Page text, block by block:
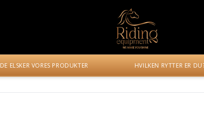
DE ELSKER VORES PRODUKTER HVILKEN RYTTER ER